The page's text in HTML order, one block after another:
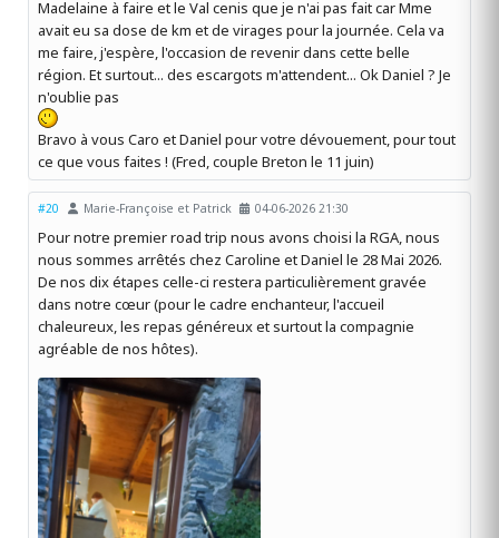
Madelaine à faire et le Val cenis que je n'ai pas fait car Mme
avait eu sa dose de km et de virages pour la journée. Cela va
me faire, j'espère, l'occasion de revenir dans cette belle
région. Et surtout... des escargots m'attendent... Ok Daniel ? Je
n'oublie pas
Bravo à vous Caro et Daniel pour votre dévouement, pour tout
ce que vous faites ! (Fred, couple Breton le 11 juin)
#20 Marie-Françoise et Patrick 04-06-2026 21:30
Pour notre premier road trip nous avons choisi la RGA, nous
nous sommes arrêtés chez Caroline et Daniel le 28 Mai 2026.
De nos dix étapes celle-ci restera particulièrement gravée
dans notre cœur (pour le cadre enchanteur, l'accueil
chaleureux, les repas généreux et surtout la compagnie
agréable de nos hôtes).